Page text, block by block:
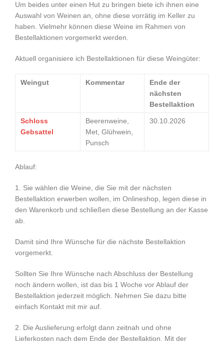
Um beides unter einen Hut zu bringen biete ich ihnen eine
Auswahl von Weinen an, ohne diese vorrätig im Keller zu
haben. Vielmehr können diese Weine im Rahmen von
Bestellaktionen vorgemerkt werden.
Aktuell organisiere ich Bestellaktionen für diese Weingüter:
Weingut Kommentar
Ende der
nächsten
Bestellaktion
Schloss
Gebsattel
Beerenweine,
Met, Glühwein,
Punsch
30.10.2026
Ablauf:
1. Sie wählen die Weine, die Sie mit der nächsten
Bestellaktion erwerben wollen, im Onlineshop, legen diese in
den Warenkorb und schließen diese Bestellung an der Kasse
ab.
Damit sind Ihre Wünsche für die nächste Bestellaktion
vorgemerkt.
Sollten Sie Ihre Wünsche nach Abschluss der Bestellung
noch ändern wollen, ist das bis 1 Woche vor Ablauf der
Bestellaktion jederzeit möglich. Nehmen Sie dazu bitte
einfach Kontakt mit mir auf.
2. Die Auslieferung erfolgt dann zeitnah und ohne
Lieferkosten nach dem Ende der Bestellaktion. Mit der